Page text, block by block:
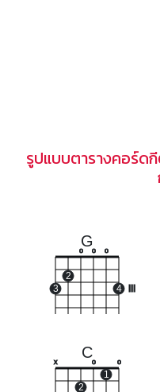
รูปแบบตารางคอร์ด
G
3
2
o o o
4
C
x
2
o
1
o